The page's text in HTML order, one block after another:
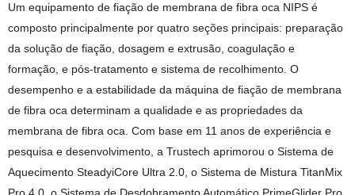
Um equipamento de fiação de membrana de fibra oca NIPS é
composto principalmente por quatro seções principais: preparação
da solução de fiação, dosagem e extrusão, coagulação e
formação, e pós-tratamento e sistema de recolhimento. O
desempenho e a estabilidade da máquina de fiação de membrana
de fibra oca determinam a qualidade e as propriedades da
membrana de fibra oca. Com base em 11 anos de experiência e
pesquisa e desenvolvimento, a Trustech aprimorou o Sistema de
Aquecimento SteadyiCore Ultra 2.0, o Sistema de Mistura TitanMix